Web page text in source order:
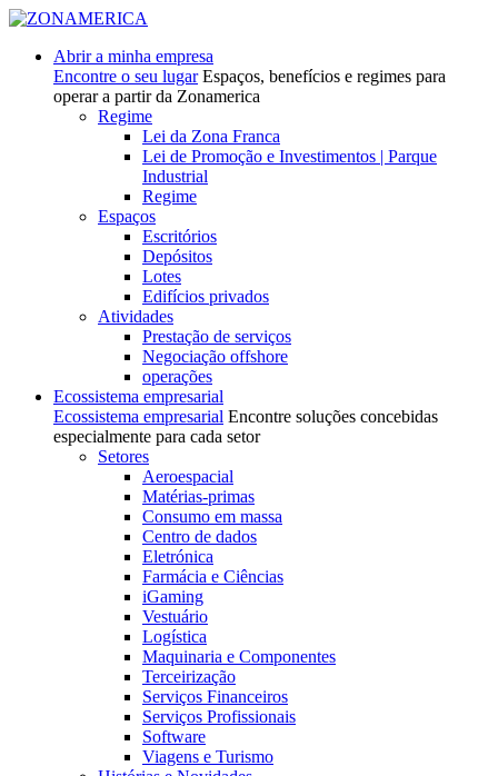
Abrir a minha empresa
Encontre o seu lugar Espaços, benefícios e regimes para
operar a partir da Zonamerica
Regime
Lei da Zona Franca
Lei de Promoção e Investimentos | Parque
Industrial
Regime
Espaços
Escritórios
Depósitos
Lotes
Edifícios privados
Atividades
Prestação de serviços
Negociação offshore
operações
Ecossistema empresarial
Ecossistema empresarial Encontre soluções concebidas
especialmente para cada setor
Setores
Aeroespacial
Matérias-primas
Consumo em massa
Centro de dados
Eletrónica
Farmácia e Ciências
iGaming
Vestuário
Logística
Maquinaria e Componentes
Terceirização
Serviços Financeiros
Serviços Profissionais
Software
Viagens e Turismo